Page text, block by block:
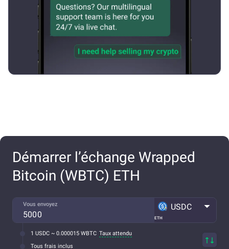
Démarrer l’échange Wrapped
Bitcoin (WBTC) ETH
Vous envoyez
ETH
USDC
1 USDC ~ 0.000015 WBTC Taux attendu
Tous frais inclus